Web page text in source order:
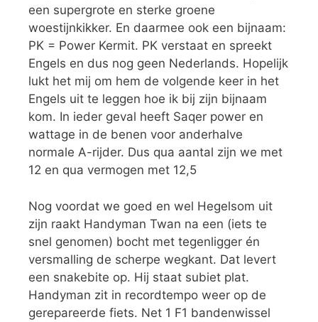
een supergrote en sterke groene
woestijnkikker. En daarmee ook een bijnaam:
PK = Power Kermit. PK verstaat en spreekt
Engels en dus nog geen Nederlands. Hopelijk
lukt het mij om hem de volgende keer in het
Engels uit te leggen hoe ik bij zijn bijnaam
kom. In ieder geval heeft Saqer power en
wattage in de benen voor anderhalve
normale A-rijder. Dus qua aantal zijn we met
12 en qua vermogen met 12,5
Nog voordat we goed en wel Hegelsom uit
zijn raakt Handyman Twan na een (iets te
snel genomen) bocht met tegenligger én
versmalling de scherpe wegkant. Dat levert
een snakebite op. Hij staat subiet plat.
Handyman zit in recordtempo weer op de
gerepareerde fiets. Net 1 F1 bandenwissel